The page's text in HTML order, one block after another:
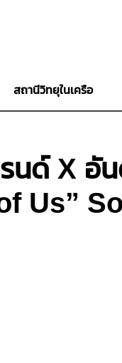
สถานีวิทยุในเครือ
นด์ X อั
Us”